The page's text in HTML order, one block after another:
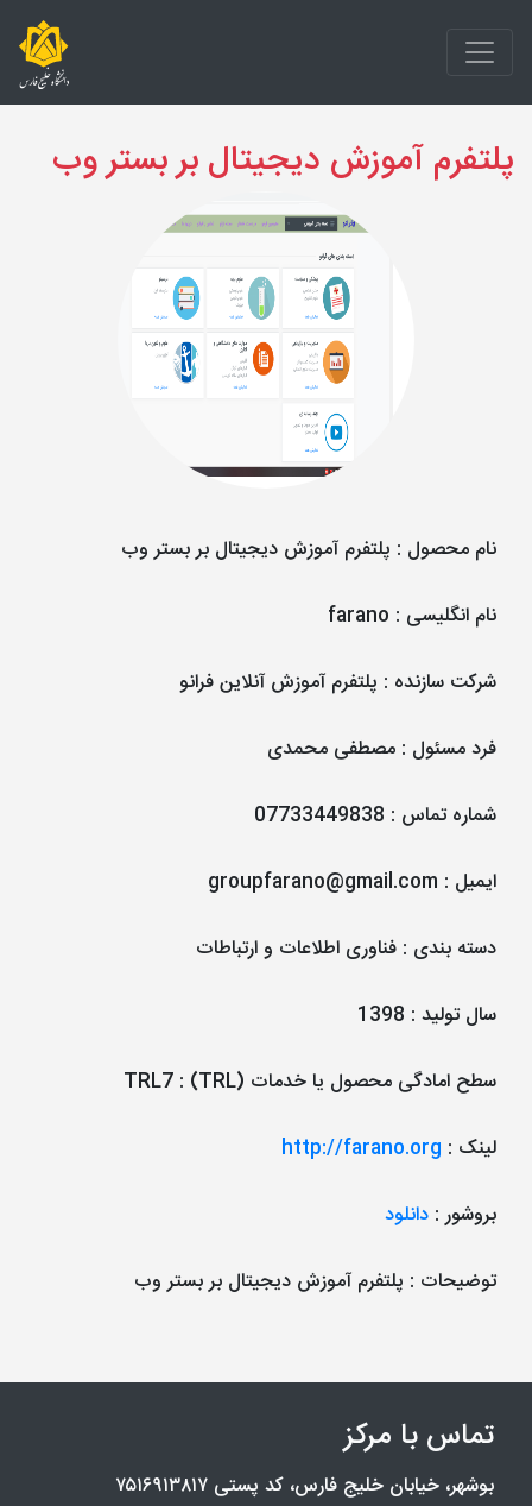
پلتفرم آموزش دیجیتال بر بستر وب
نام محصول : پلتفرم آموزش دیجیتال بر بستر وب
نام انگلیسی :
farano
شرکت سازنده : پلتفرم آموزش آنلاین فرانو
فرد مسئول : مصطفی محمدی
شماره تماس :
07733449838
ایمیل :
groupfarano@gmail.com
دسته بندی : فناوری اطلاعات و ارتباطات
سال تولید :
1398
سطح امادگی محصول یا خدمات (TRL) :
TRL7
لینک :
http://farano.org
بروشور: دانلود
توضیحات : پلتفرم آموزش دیجیتال بر بستر وب
تماس با مرکز
بوشهر، خیابان خلیج فارس، کد پستی ۷۵۱۶۹۱۳۸۱۷